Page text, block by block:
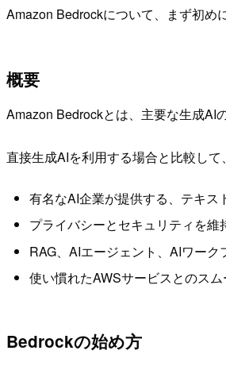
Amazon Bedrockについて、まず初め
概要
Amazon Bedrockとは、主要な生成AI
直接生成AIを利用する場合と比較し
有名なAI企業が提供する、テキ
プライバシーとセキュリティを
RAG、AIエージェント、AIワー
使い慣れたAWSサービスとのス
Bedrockの始め方